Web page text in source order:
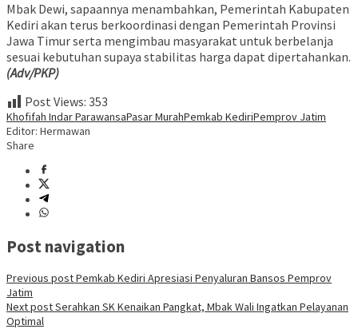
Mbak Dewi, sapaannya menambahkan, Pemerintah Kabupaten
Kediri akan terus berkoordinasi dengan Pemerintah Provinsi
Jawa Timur serta mengimbau masyarakat untuk berbelanja
sesuai kebutuhan supaya stabilitas harga dapat dipertahankan.
(Adv/PKP)
Post Views: 353
Khofifah Indar ParawansaPasar MurahPemkab KediriPemprov Jatim
Editor: Hermawan
Share
Post navigation
Previous postPemkab Kediri Apresiasi Penyaluran Bansos Pemprov
Jatim
Next postSerahkan SK Kenaikan Pangkat, Mbak Wali Ingatkan Pelayanan
Optimal